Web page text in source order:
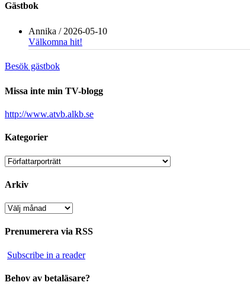
Gästbok
Annika / 2026-05-10
Välkomna hit!
Besök gästbok
Missa inte min TV-blogg
http://www.atvb.alkb.se
Kategorier
Kategorier
Arkiv
Arkiv
Prenumerera via RSS
Subscribe in a reader
Behov av betaläsare?